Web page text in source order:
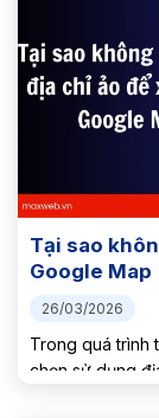
26/03/2026
Tại sao
Google Map
Trong quá trình
chọn sử dụng